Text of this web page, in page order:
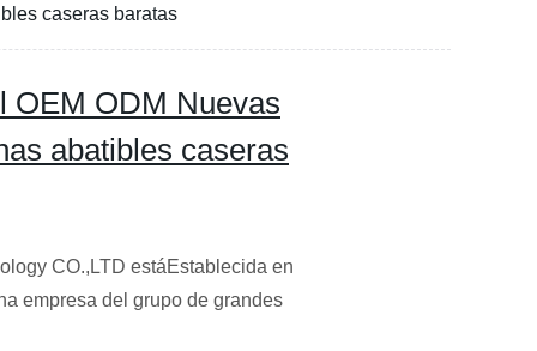
caseras baratas
OEM ODM Nuevas
abatibles caseras
CO.,LTD estáEstablecida en
empresa del grupo de grandes